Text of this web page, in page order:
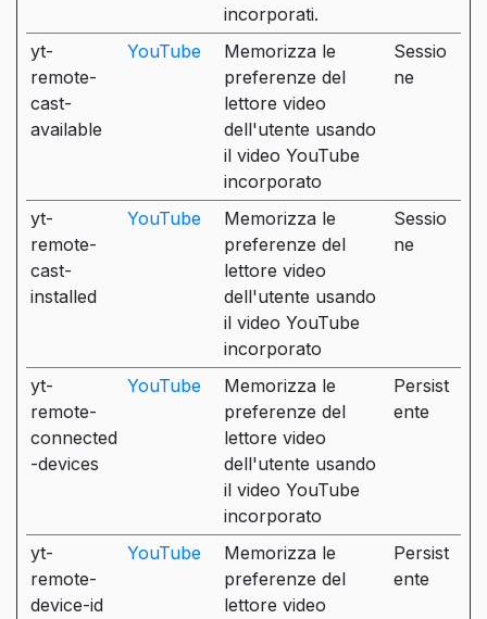
incorporati.
yt-
remote-
cast-
available
YouTube
Memorizza le
preferenze del
lettore video
dell'utente usando
il video YouTube
incorporato
Sessio
ne
yt-
remote-
cast-
installed
YouTube
Memorizza le
preferenze del
lettore video
dell'utente usando
il video YouTube
incorporato
Sessio
ne
yt-
remote-
connected
-devices
YouTube
Memorizza le
preferenze del
lettore video
dell'utente usando
il video YouTube
incorporato
Persist
ente
yt-
remote-
device-id
YouTube
Memorizza le
preferenze del
lettore video
Persist
ente